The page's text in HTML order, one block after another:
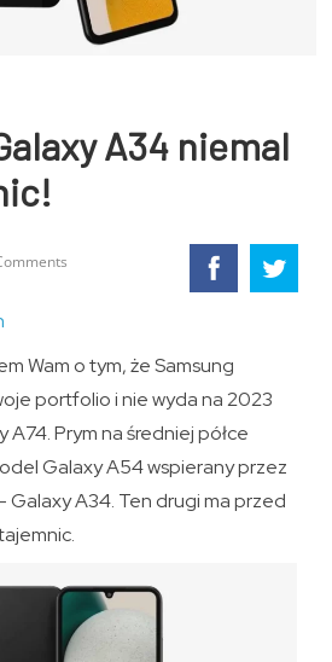
A34 niemal
Wam o tym, że Samsung
portfolio i nie wyda na 2023
Prym na średniej półce
Galaxy A54 wspierany przez
Galaxy A34. Ten drugi ma przed